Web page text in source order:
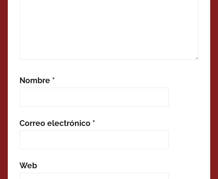
Nombre *
Correo electrónico *
Web